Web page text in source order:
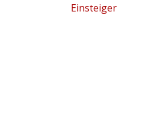
Einsteiger